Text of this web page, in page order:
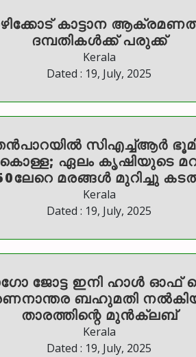
കാട്ടാന
ദമ്പതികൾക്ക് പരുക്ക്
Kerala
Dated : 19, July, 2025
സിഎച്ച്ആര്‍
കൊള്ള; ഏലം കൃഷിയുടെ
മരങ്ങള്‍ മുറിച്ചു
Kerala
Dated : 19, July, 2025
ജോട്ട ഇനി ഹാള്‍ ഓഫ്
ബഹുമതി
താരത്തിന്റെ മുന്‍ക്ലബ്
Kerala
Dated : 19, July, 2025